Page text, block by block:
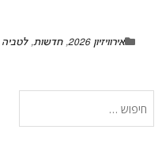
אירוויזיון 2026 ,חדשות,לטביה